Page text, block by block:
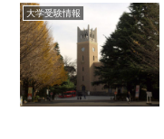
大学受験情報